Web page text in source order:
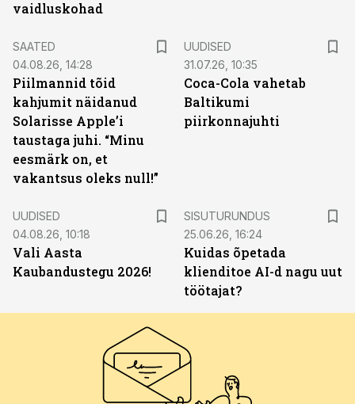
vaidluskohad
SAATED
04.08.26, 14:28
Piilmannid tõid
kahjumit näidanud
Solarisse Apple’i
taustaga juhi. “Minu
eesmärk on, et
vakantsus oleks null!”
UUDISED
31.07.26, 10:35
Coca-Cola vahetab
Baltikumi
piirkonnajuhti
UUDISED
04.08.26, 10:18
Vali Aasta
Kaubandustegu 2026!
SISUTURUNDUS
25.06.26, 16:24
Kuidas õpetada
klienditoe AI-d nagu uut
töötajat?